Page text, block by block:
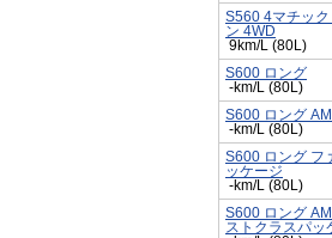
S560 4マチック
ン 4WD
9km/L (80L)
S600 ロング
-km/L (80L)
S600 ロング
-km/L (80L)
S600 ロング フ
ッケージ
-km/L (80L)
S600 ロング
ストクラスパッ